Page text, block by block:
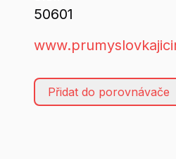
50601
Přidat do porovnávače